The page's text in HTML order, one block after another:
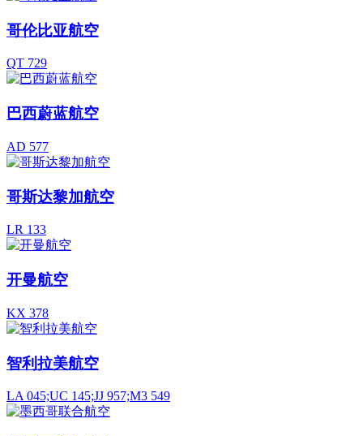
哥伦比亚航空
QT 729
巴西蔚蓝航空
AD 577
哥斯达黎加航空
LR 133
开曼航空
KX 378
智利拉美航空
LA 045;UC 145;JJ 957;M3 549